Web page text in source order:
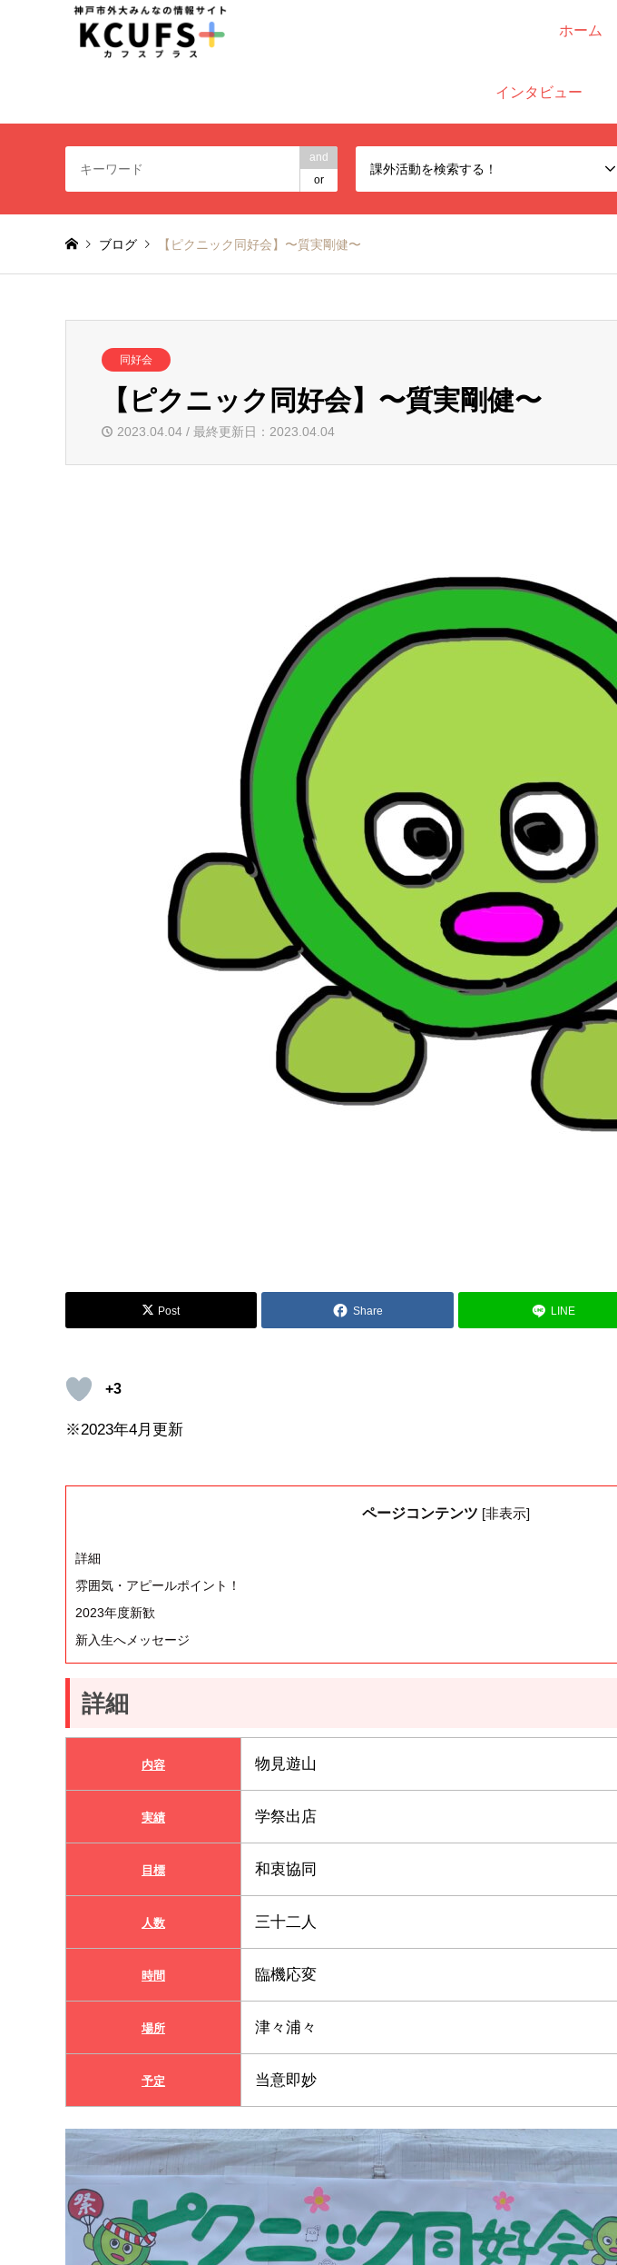
ホーム
インタビュー
and
or
課外活動を検索する！
ブログ 【ピクニック同好会】〜質実剛健〜
同好会
【ピクニック同好会】〜質実剛健〜
2023.04.04 / 最終更新日：2023.04.04
Post Share LINE
+3
※2023年4月更新
ページコンテンツ [非表示]
詳細
雰囲気・アピールポイント！
2023年度新歓
新入生へメッセージ
詳細
内容 物見遊山
実績 学祭出店
目標 和衷協同
人数 三十二人
時間 臨機応変
場所 津々浦々
予定 当意即妙